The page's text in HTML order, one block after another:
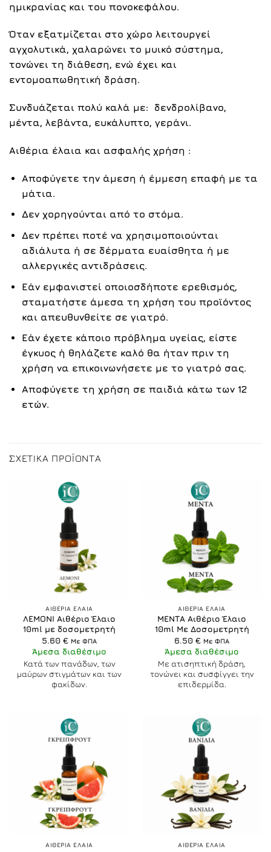
ημικρανίας και του πονοκεφάλου.
Όταν εξατμίζεται στο χώρο λειτουργεί
αγχολυτικά, χαλαρώνει το μυικό σύστημα,
τονώνει τη διάθεση, ενώ έχει και
εντομοαπωθητική δράση.
Συνδυάζεται πολύ καλά με: δενδρολίβανο,
μέντα, λεβάντα, ευκάλυπτο, γεράνι.
Αιθέρια έλαια και ασφαλής χρήση :
Αποφύγετε την άμεση ή έμμεση επαφή με τα
μάτια.
Δεν χορηγούνται από το στόμα.
Δεν πρέπει ποτέ να χρησιμοποιούνται
αδιάλυτα ή σε δέρματα ευαίσθητα ή με
αλλεργικές αντιδράσεις.
Εάν εμφανιστεί οποιοσδήποτε ερεθισμός,
σταματήστε άμεσα τη χρήση του προϊόντος
και απευθυνθείτε σε γιατρό.
Εάν έχετε κάποιο πρόβλημα υγείας, είστε
έγκυος ή θηλάζετε καλό θα ήταν πριν τη
χρήση να επικοινωνήσετε με το γιατρό σας.
Αποφύγετε τη χρήση σε παιδιά κάτω των 12
ετών.
ΣΧΕΤΙΚΆ ΠΡΟΪΌΝΤΑ
ΑΙΘΕΡΙΑ ΕΛΑΙΑ
ΛΕΜΟΝΙ Αιθέριο Έλαιο
10ml με δοσομετρητή
5.60 € Με ΦΠΑ
Άμεσα διαθέσιμο
Κατά των πανάδων, των
μαύρων στιγμάτων και των
φακίδων.
ΑΙΘΕΡΙΑ ΕΛΑΙΑ
ΜΕΝΤΑ Αιθέριο Έλαιο
10ml Με Δοσομετρητή
6.50 € Με ΦΠΑ
Άμεσα διαθέσιμο
Με ατισηπτική δράση,
τονώνει και συσφίγγει την
επιδερμίδα.
ΑΙΘΕΡΙΑ ΕΛΑΙΑ ΑΙΘΕΡΙΑ ΕΛΑΙΑ